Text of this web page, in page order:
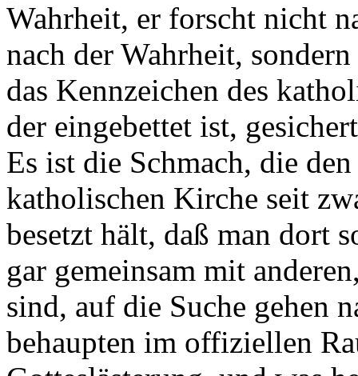
Wahrheit, er forscht nicht
nach der Wahrheit,
das Kennzeichen des
der eingebettet ist,
Es ist die Schmach, die
katholischen Kirche seit
besetzt hält, daß man dort
gar gemeinsam mit
sind, auf die Suche gehen
behaupten im offiziellen